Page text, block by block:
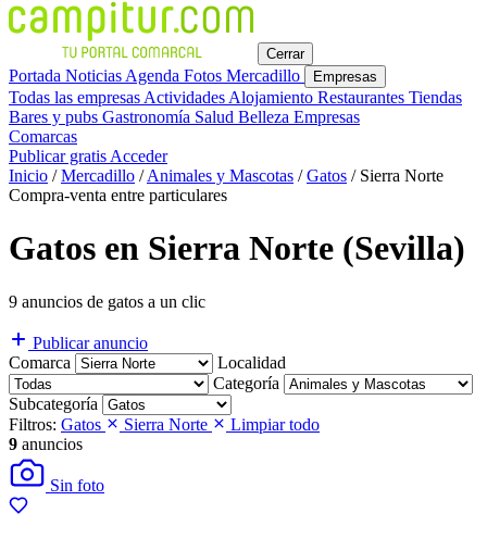
Cerrar
Portada Noticias Agenda Fotos Mercadillo Empresas
Todas las empresas Actividades Alojamiento Restaurantes Tiendas
Bares y pubs Gastronomía Salud Belleza Empresas
Comarcas
Publicar gratis Acceder
Inicio / Mercadillo / Animales y Mascotas / Gatos / Sierra Norte
Compra-venta entre particulares
Gatos en Sierra Norte (Sevilla)
9 anuncios de gatos a un clic
Publicar anuncio
Comarca
Localidad
Categoría
Subcategoría
Filtros: Gatos Sierra Norte
Limpiar todo
9 anuncios
Sin foto